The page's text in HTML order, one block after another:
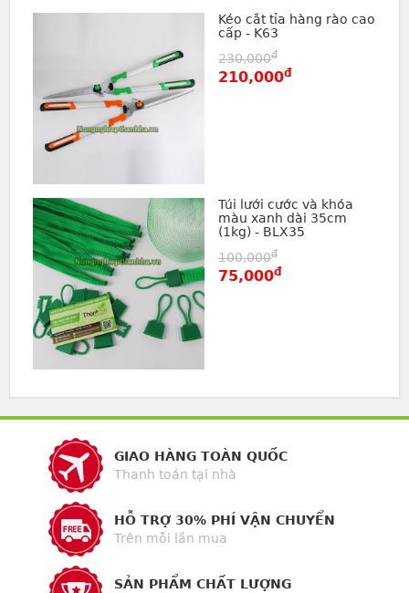
Kéo cắt tỉa hàng rào cao
cấp - K63
230,000đ
210,000đ
Túi lưới cước và khóa
màu xanh dài 35cm
(1kg) - BLX35
100,000đ
75,000đ
GIAO HÀNG TOÀN QUỐC
Thanh toán tại nhà
HỖ TRỢ 30% PHÍ VẬN CHUYỂN
Trên mỗi lần mua
SẢN PHẨM CHẤT LƯỢNG